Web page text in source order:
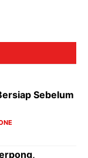
Sebelum